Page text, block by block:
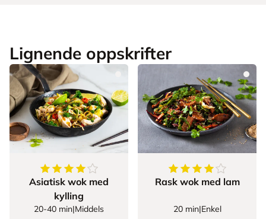
Lignende oppskrifter
4.222222222222222
stjerner
Asiatisk wok med
kylling
20-40 min|Middels
4.8av5 stjerner
Rask wok med lam
20 min|Enkel